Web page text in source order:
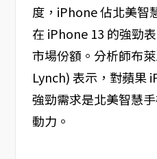
度，iPhone 佔北美智
在 iPhone 13 的強勁
市場份額。分析師布
Lynch) 表示，對蘋果
強勁需求是北美智慧
動力。